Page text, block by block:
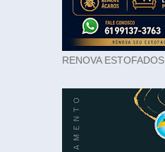
RENOVA ESTOFADOS